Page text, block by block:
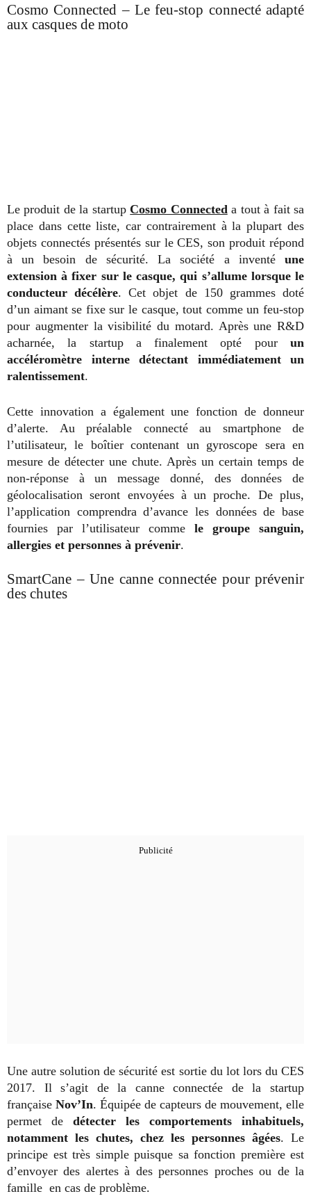
Cosmo Connected – Le feu-stop connecté adapté
aux casques de moto
Le produit de la startup Cosmo Connected a tout à fait sa
place dans cette liste, car contrairement à la plupart des
objets connectés présentés sur le CES, son produit répond
à un besoin de sécurité. La société a inventé une
extension à fixer sur le casque, qui s’allume lorsque le
conducteur décélère. Cet objet de 150 grammes doté
d’un aimant se fixe sur le casque, tout comme un feu-stop
pour augmenter la visibilité du motard. Après une R&D
acharnée, la startup a finalement opté pour un
accéléromètre interne détectant immédiatement un
ralentissement.
Cette innovation a également une fonction de donneur
d’alerte. Au préalable connecté au smartphone de
l’utilisateur, le boîtier contenant un gyroscope sera en
mesure de détecter une chute. Après un certain temps de
non-réponse à un message donné, des données de
géolocalisation seront envoyées à un proche. De plus,
l’application comprendra d’avance les données de base
fournies par l’utilisateur comme le groupe sanguin,
allergies et personnes à prévenir.
SmartCane – Une canne connectée pour prévenir
des chutes
Une autre solution de sécurité est sortie du lot lors du CES
2017. Il s’agit de la canne connectée de la startup
française Nov’In. Équipée de capteurs de mouvement, elle
permet de détecter les comportements inhabituels,
notamment les chutes, chez les personnes âgées. Le
principe est très simple puisque sa fonction première est
d’envoyer des alertes à des personnes proches ou de la
famille en cas de problème.